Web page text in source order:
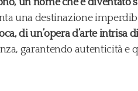
una destinazione
di un’opera d’arte intrisa
garantendo autenticità e